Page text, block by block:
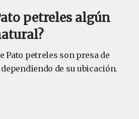
petreles algún
Pato petreles son presa de
de su ubicación.